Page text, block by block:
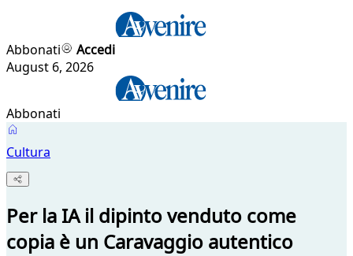
Abbonati
Accedi
August 6, 2026
Abbonati
Cultura
Per la IA il dipinto venduto come
copia è un Caravaggio autentico